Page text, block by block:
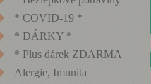
* COVID-19 *
* DÁRKY *
* Plus dárek ZDARMA
Alergie, Imunita